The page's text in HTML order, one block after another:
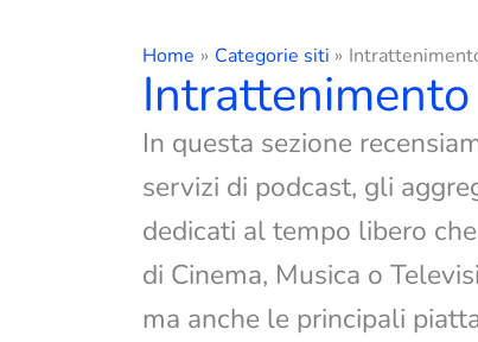
Home Categorie siti
Intrattenimento
In questa sezione
servizi di podcast, gli
dedicati al tempo libero
di Cinema, Musica o
ma anche le principali